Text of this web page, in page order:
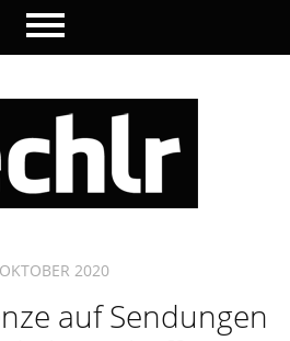
2020
auf Sendungen